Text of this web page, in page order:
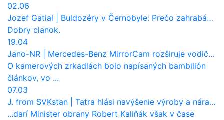
02.06
Jozef Gatial
Buldozéry v Černobyle: Prečo zahrabávali Červený les pod zem?
Dobry clanok.
19.04
Jano-NR
Mercedes-Benz MirrorCam rozširuje vodičovi výhľad a uberá autobusom odpor vzduchu
O kamerových zrkadlách bolo napísaných bambilión
článkov, vo ...
07.03
J. from SVKstan
Tatra hlási navýšenie výroby a nárast tržieb. Ktorí odberatelia sú kľúčoví?
...darí Minister obrany Robert Kaliňák však v čase